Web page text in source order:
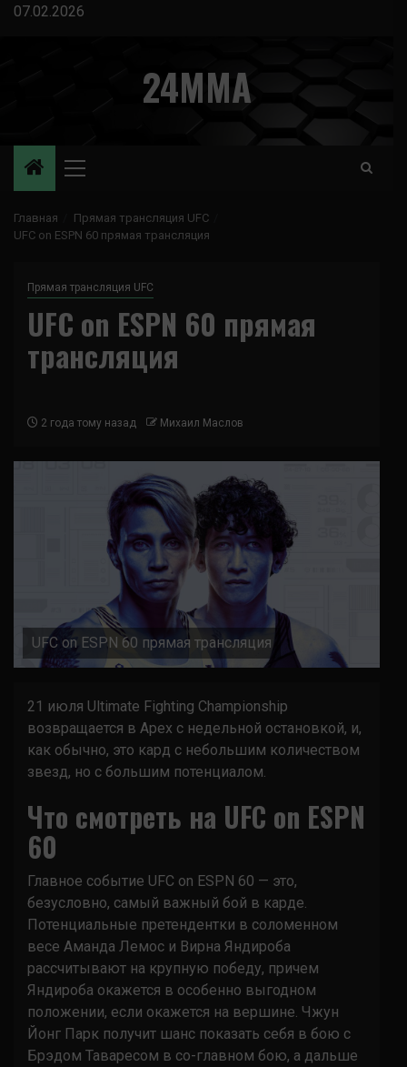
Перейти
07.02.2026
24MMA
Основное
Главная
Прямая трансляция UFC
UFC on ESPN 60 прямая трансляция
Прямая трансляция UFC
UFC on ESPN 60 прямая
трансляция
2 года тому назад Михаил Маслов
UFC on ESPN 60 прямая трансляция
21 июля Ultimate Fighting Championship
возвращается в Apex с недельной остановкой, и,
как обычно, это кард с небольшим количеством
звезд, но с большим потенциалом.
Что смотреть на UFC on ESPN
60
Главное событие UFC on ESPN 60 — это,
безусловно, самый важный бой в карде.
Потенциальные претендентки в соломенном
весе Аманда Лемос и Вирна Яндироба
рассчитывают на крупную победу, причем
Яндироба окажется в особенно выгодном
положении, если окажется на вершине. Чжун
Йонг Парк получит шанс показать себя в бою с
Брэдом Таваресом в со-главном бою, а дальше